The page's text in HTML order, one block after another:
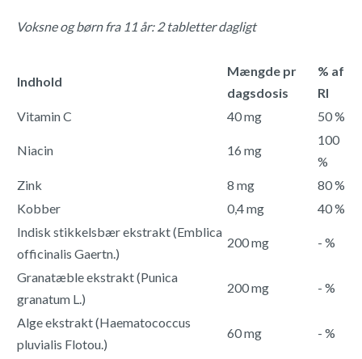
Voksne og børn fra 11 år: 2 tabletter dagligt
Indhold
Mængde pr
dagsdosis
% af
RI
Vitamin C
40 mg 50 %
Niacin 16 mg
100
%
Zink
8 mg
80 %
Kobber
0,4 mg
40 %
Indisk stikkelsbær ekstrakt (Emblica
officinalis Gaertn.)
200 mg - %
Granatæble ekstrakt (Punica
granatum L.)
200 mg - %
Alge ekstrakt (Haematococcus
pluvialis Flotou.)
60 mg - %